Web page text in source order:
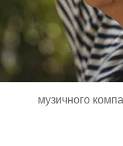
музичного